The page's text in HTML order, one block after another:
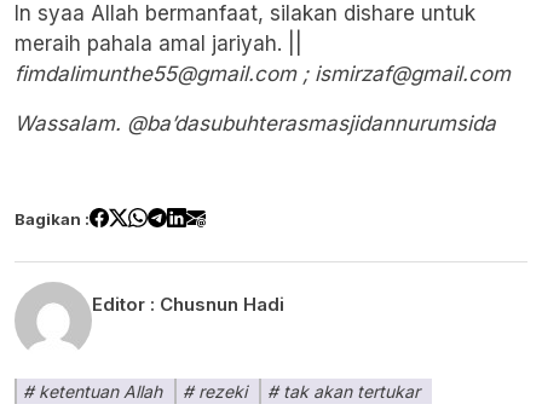
In syaa Allah bermanfaat, silakan dishare untuk
meraih pahala amal jariyah. ||
fimdalimunthe55@gmail.com; ismirzaf@gmail.com
Wassalam. @ba’dasubuhterasmasjidannurumsida
Bagikan :
Editor : Chusnun Hadi
ketentuan Allah rezeki tak akan tertukar